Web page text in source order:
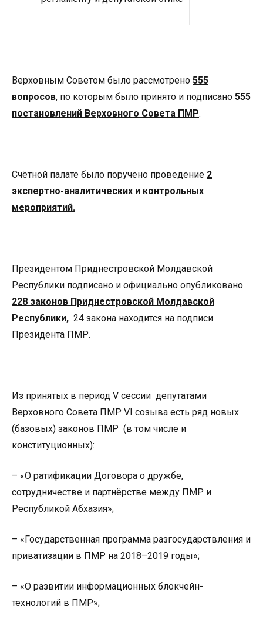
Верховным Советом было рассмотрено 555
вопросов, по которым было принято и подписано 555
постановлений Верховного Совета ПМР.
Счётной палате было поручено проведение 2
экспертно-аналитических и контрольных
мероприятий.
Президентом Приднестровской Молдавской
Республики подписано и официально опубликовано
228 законов Приднестровской Молдавской
Республики, 24 закона находится на подписи
Президента ПМР.
Из принятых в период V сессии депутатами
Верховного Совета ПМР VI созыва есть ряд новых
(базовых) законов ПМР (в том числе и
конституционных):
– «О ратификации Договора о дружбе,
сотрудничестве и партнёрстве между ПМР и
Республикой Абхазия»;
– «Государственная программа разгосударствления и
приватизации в ПМР на 2018–2019 годы»;
– «О развитии информационных блокчейн-
технологий в ПМР»;